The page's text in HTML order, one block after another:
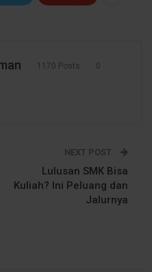
1170 Posts 0
NEXT POST
Lulusan SMK Bisa
Kuliah? Ini Peluang dan
Jalurnya